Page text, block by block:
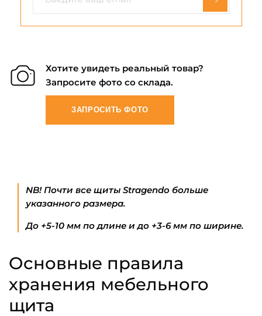
Хотите увидеть реальный товар?
Запросите фото со склада.
ЗАПРОСИТЬ ФОТО
NB! Почти все щиты Stragendo больше
указанного размера.
До +5-10 мм по длине и до +3-6 мм по ширине.
Основные правила
хранения мебельного
щита